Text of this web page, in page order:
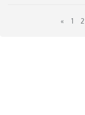
« 1 2